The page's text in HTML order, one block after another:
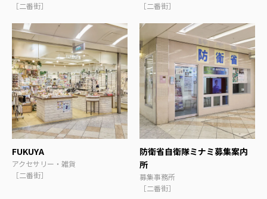
［二番街］
［二番街］
FUKUYA
アクセサリー・雑貨
［二番街］
防衛省自衛隊ミナミ募集案内
所
募集事務所
［二番街］